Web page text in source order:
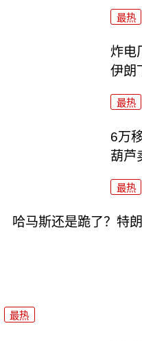
最热
炸电
伊朗
最热
6万
葫芦
最热
哈马斯还是跪了？特
最热